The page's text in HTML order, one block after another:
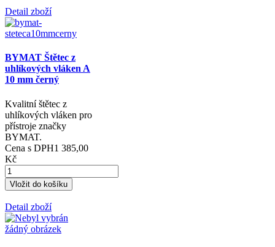
Detail zboží
BYMAT Štětec z
uhlíkových vláken A
10 mm černý
Kvalitní štětec z
uhlíkových vláken pro
přístroje značky
BYMAT.
Cena s DPH1 385,00
Kč
Detail zboží